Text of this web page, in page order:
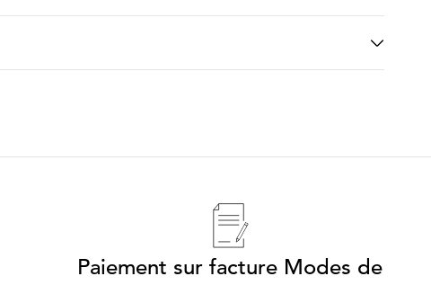
Paiement sur facture Modes de